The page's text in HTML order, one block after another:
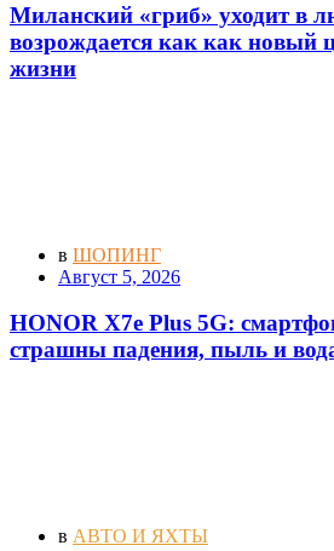
Миланский «гриб» уходит в
возрождается как как новый
жизни
в ШОПИНГ
Август 5, 2026
HONOR X7e Plus 5G:
страшны падения, пыль и
в АВТО И ЯХТЫ